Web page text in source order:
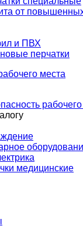
от
и ПВХ
перчатки
места
медицинские